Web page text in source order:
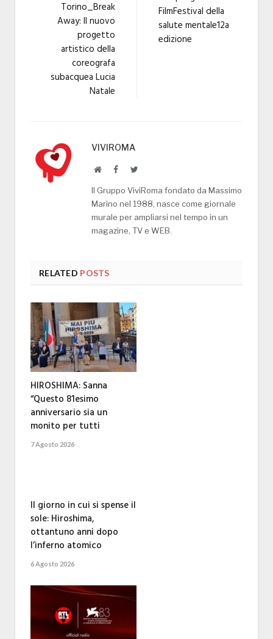
Torino_Break
Away: Il nuovo
progetto
artistico della
coreografa
subacquea Lucia
Natale
FilmFestival della
salute mentale12a
edizione
VIVIROMA
WebsiteFacebookTwitter
Il Gruppo ViviRoma fondato da Massimo
Marino nel 1988, nasce come giornale
murale per ampliarsi nel tempo in un
magazine, TV e WEB.
RELATED POSTS
HIROSHIMA: Sanna
“Questo 81esimo
anniversario sia un
monito per tutti
7 Agosto 2026
Il giorno in cui si spense il
sole: Hiroshima,
ottantuno anni dopo
l’inferno atomico
6 Agosto 2026